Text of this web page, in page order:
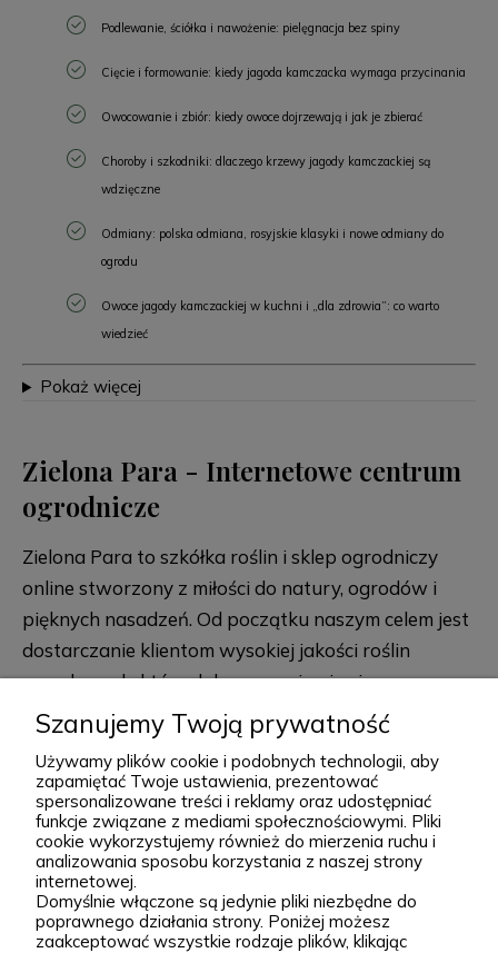
Podlewanie, ściółka i nawożenie: pielęgnacja bez spiny
Cięcie i formowanie: kiedy jagoda kamczacka wymaga przycinania
Owocowanie i zbiór: kiedy owoce dojrzewają i jak je zbierać
Choroby i szkodniki: dlaczego krzewy jagody kamczackiej są
wdzięczne
Odmiany: polska odmiana, rosyjskie klasyki i nowe odmiany do
ogrodu
Owoce jagody kamczackiej w kuchni i „dla zdrowia”: co warto
wiedzieć
Pokaż więcej
Zielona Para - Internetowe centrum
ogrodnicze
Zielona Para to szkółka roślin i sklep ogrodniczy
online stworzony z miłości do natury, ogrodów i
pięknych nasadzeń. Od początku naszym celem jest
dostarczanie klientom wysokiej jakości roślin
ogrodowych, które dobrze przyjmują się po
posadzeniu i przez lata zdobią przydomowe
rabaty, skalniaki, ogrody naturalistyczne oraz
większe kompozycje krajobrazowe. Za Zieloną Parą
stoją Wiktor i Klaudia, którzy z dużą starannością
dobierają każdą odmianę dostępną w naszej
ofercie. W sprzedaży znajdziesz zarówno
sprawdzone, klasyczne gatunki, jak i ciekawsze,
bardziej unikatowe krzewy ozdobne, drzewa, byliny
rozwiń więcej
Podgórna 9, 97-565 Brudzice
+48 793 037 145
kontakt@zielonapara.pl
Szanujemy Twoją prywatność
Używamy plików cookie i podobnych technologii, aby
zapamiętać Twoje ustawienia, prezentować
spersonalizowane treści i reklamy oraz udostępniać
funkcje związane z mediami społecznościowymi. Pliki
cookie wykorzystujemy również do mierzenia ruchu i
analizowania sposobu korzystania z naszej strony
internetowej.
Domyślnie włączone są jedynie pliki niezbędne do
poprawnego działania strony. Poniżej możesz
zaakceptować wszystkie rodzaje plików, klikając